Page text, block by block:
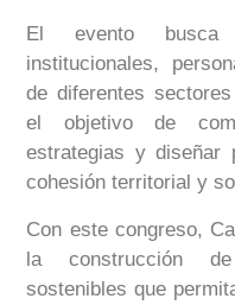
El evento busca
institucionales,
de diferentes
el objetivo de
estrategias y diseñar
cohesión territorial y
Con este congreso,
la construcción
sostenibles que